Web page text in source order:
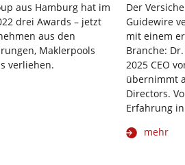
aus Hamburg hat im
drei Awards – jetzt
aus den
Maklerpools
verliehen.
Der
Guidewire
mit einem
Branche:
2025 CEO
übernimmt
Directors.
Erfahrung
mehr